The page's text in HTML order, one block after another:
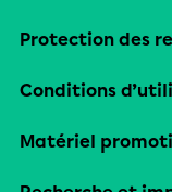
Protection des
Conditions
Matériel